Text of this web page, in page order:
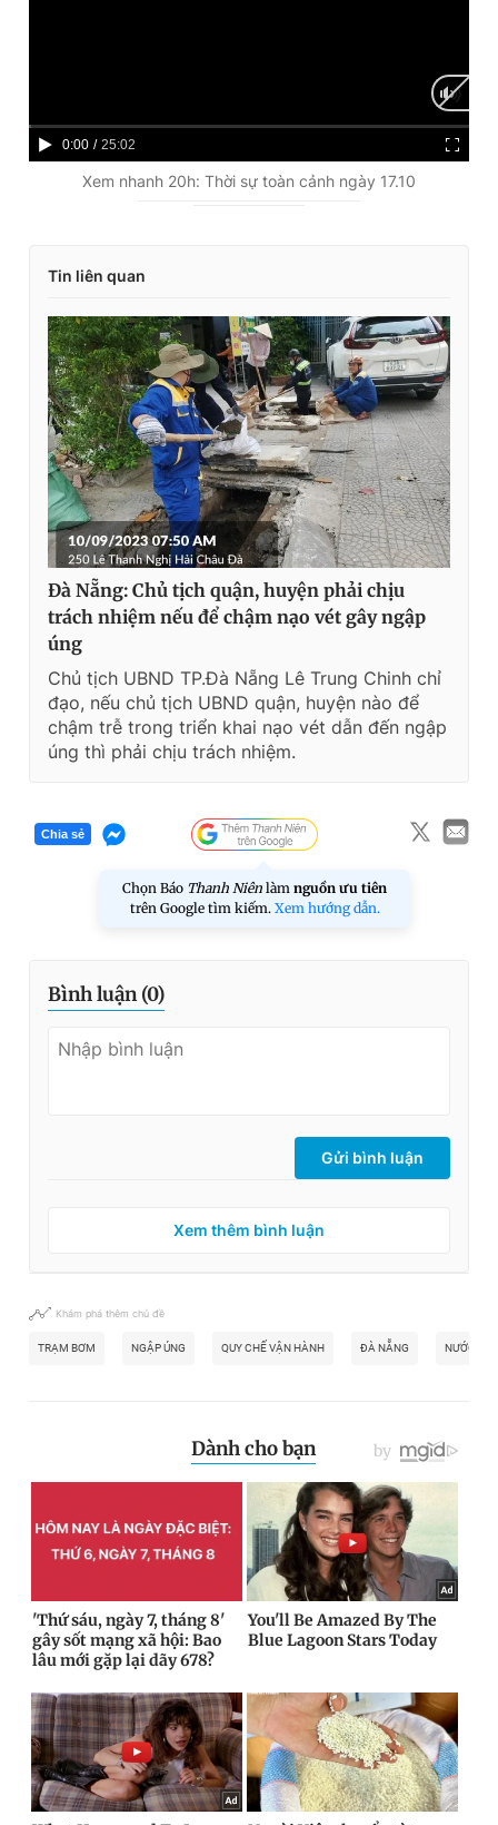
C
e
t
T
i
m
e
0:00 / D
u
t
o
n
25:02
Xem nhanh 20h: Thời sự toàn cảnh ngày 17.10
Tin liên quan
Đà Nẵng: Chủ tịch quận, huyện phải chịu
trách nhiệm nếu để chậm nạo vét gây ngập
úng
Chủ tịch UBND TP.Đà Nẵng Lê Trung Chinh chỉ
đạo, nếu chủ tịch UBND quận, huyện nào để
chậm trễ trong triển khai nạo vét dẫn đến ngập
úng thì phải chịu trách nhiệm.
Chia sẻ
Chọn Báo Thanh Niên làm nguồn ưu tiên
trên Google tìm kiếm. Xem hướng dẫn.
Bình luận (0)
Gửi bình luận
Xem thêm bình luận
Khám phá thêm chủ đề
TRẠM BƠM NGẬP ÚNG QUY CHẾ VẬN HÀNH ĐÀ NẴNG NƯỚC